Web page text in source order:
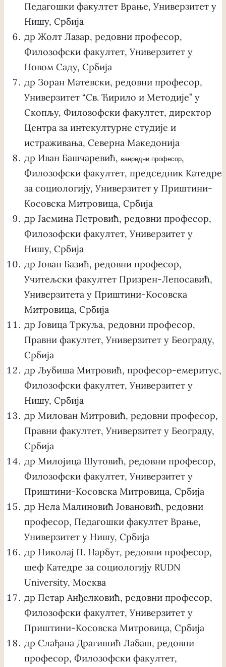
Педагошки факултет Врање, Универзитет у
Нишу, Србија
др Жолт Лазар, редовни професор,
Филозофски факултет, Универзитет у
Новом Саду, Србија
др Зоран Матевски, редовни професор,
Универзитет “Св. Ћирило и Методије” у
Скопљу, Филозофски факултет, директор
Центра за интекултурне студије и
истраживања, Северна Македонија
др Иван Башчаревић, ванредни професор,
Филозофски факултет, председник Катедре
за социологију, Универзитет у Приштини-
Косовска Митровица, Србија
др Јасмина Петровић, редовни професор,
Филозофски факултет, Универзитет у
Нишу, Србија
др Јован Базић, редовни професор,
Учитељски факултет Призрен-Лепосавић,
Универзитета у Приштини-Косовска
Митровица, Србија
др Јовица Тркуља, редовни професор,
Правни факултет, Универзитет у Београду,
Србија
др Љубиша Митровић, професор-емеритус,
Филозофски факултет, Универзитет у
Нишу, Србија
др Милован Митровић, редовни професор,
Правни факултет, Универзитет у Београду,
Србија
др Милојица Шутовић, редовни професор,
Филозофски факултет, Универзитет у
Приштини-Косовска Митровица, Србија
др Нела Малиновић Јовановић, редовни
професор, Педагошки факултет Врање,
Универзитет у Нишу, Србија
др Николај П. Нарбут, редовни професор,
шеф Катедре за социологију RUDN
University, Москва
др Петар Анђелковић, редовни професор,
Филозофски факултет, Универзитет у
Приштини-Косовска Митровица, Србија
др Слађана Драгишић Лабаш, редовни
професор, Филозофски факултет,